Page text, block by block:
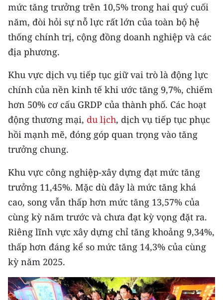
Đồng bằng sông Hồng
Bắc Trung Bộ
Duyên hải Nam Trung Bộ và Tây
Đông Nam Bộ
Đồng bằng sông Cửu Long
Chuyên trang Hà Nội
Chuyên trang TP. Hồ Chí Minh
CHUYÊN ĐỀ
CÁC CHUYÊN TRANG
VỀ BÁO NHÂN DÂN
THỜI NAY
NHÂN DÂN CUỐI TUẦN
mức tăng trưởng trên 10,5% trong hai quý cuối
năm, đòi hỏi sự nỗ lực rất lớn của toàn bộ hệ
thống chính trị, cộng đồng doanh nghiệp và các
địa phương.
Khu vực dịch vụ tiếp tục giữ vai trò là động lực
chính của nền kinh tế khi ước tăng 9,7%, chiếm
hơn 50% cơ cấu GRDP của thành phố. Các hoạt
động thương mại, du lịch, dịch vụ tiếp tục phục
hồi mạnh mẽ, đóng góp quan trọng vào tăng
trưởng chung.
Khu vực công nghiệp-xây dựng đạt mức tăng
trưởng 11,45%. Mặc dù đây là mức tăng khá
cao, song vẫn thấp hơn mức tăng 13,57% của
cùng kỳ năm trước và chưa đạt kỳ vọng đặt ra.
Riêng lĩnh vực xây dựng chỉ tăng khoảng 9,34%,
thấp hơn đáng kể so mức tăng 14,3% của cùng
kỳ năm 2025.